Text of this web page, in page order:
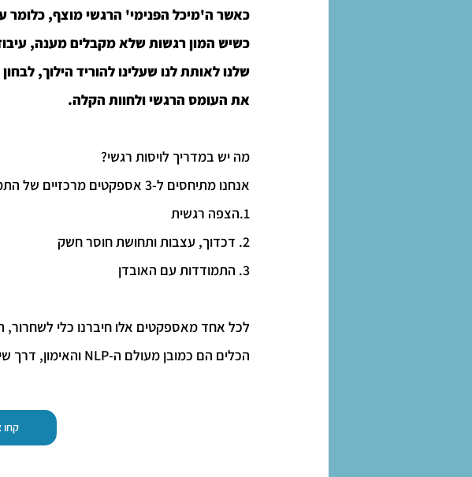
כאשר ה'מיכל הפנימי' הרגשי מוצף, כלומר
כשיש המון רגשות שלא מקבלים מענה,
שלנו לאותת לנו שעלינו להוריד הילוך,
את העומס הרגשי ולחוות הקלה.
מה יש במדריך לויסות רגשי?
אנחנו מתיחסים ל-3 אספקטים מרכזיים של התמודדות שקיימת בימים האלו:
1.הצפה רגשית
2. דכדוך, עצבות ותחושת חוסר חשק
3. התמודדות עם האובדן
לכל אחד מאספקטים אלו חיברנו כלי לשחרור,
הכלים הם כמובן מעולם ה-NLP והאימון, דרך שימוש בדמיון מודרך ועוד.
קחו